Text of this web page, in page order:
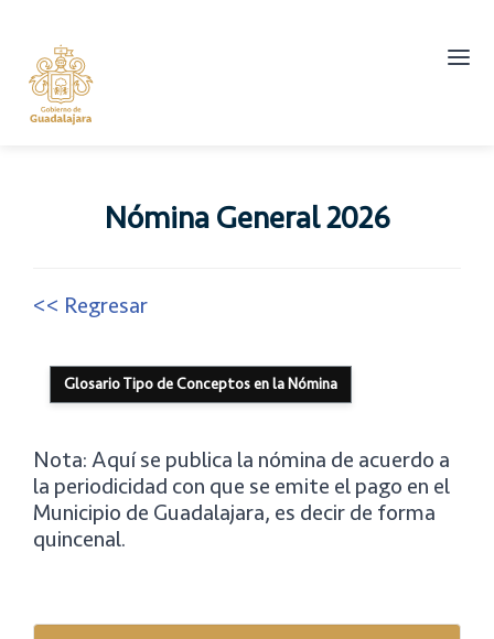
Abrir
Nómina General 2026
<< Regresar
Glosario Tipo de Conceptos en la Nómina
Nota: Aquí se publica la nómina de acuerdo a
la periodicidad con que se emite el pago en el
Municipio de Guadalajara, es decir de forma
quincenal.